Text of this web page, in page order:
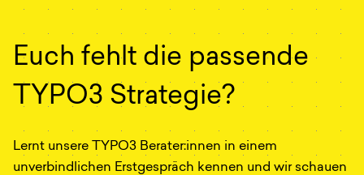
Euch fehlt die passende
TYPO3 Strategie?
Lernt unsere TYPO3 Berater:innen in einem
unverbindlichen Erstgespräch kennen und wir schauen